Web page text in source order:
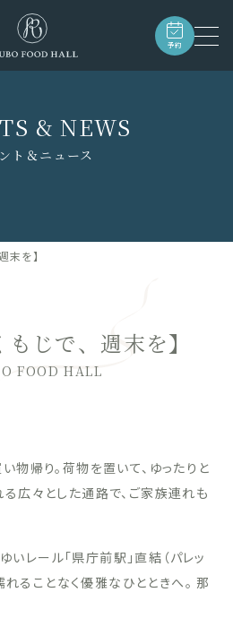
予約
& NEWS
ト＆ニュース
末を】
もじで、週末を】
FOOD HALL
物帰り。荷物を置いて、ゆったりと
広々とした通路で、ご家族連れも
ール「県庁前駅」直結（パレッ
れることなく優雅なひとときへ。 那